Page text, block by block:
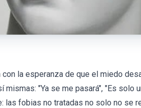
la esperanza de que el miedo
"Ya se me pasará", "Es solo
las fobias no tratadas no solo no se